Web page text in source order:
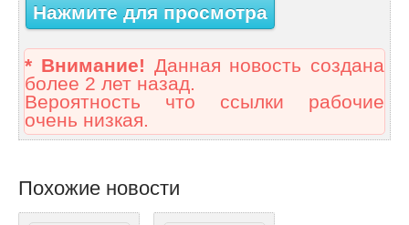
Нажмите для просмотра
* Внимание! Данная новость создана
более 2 лет назад.
Вероятность что ссылки рабочие
очень низкая.
Похожие новости